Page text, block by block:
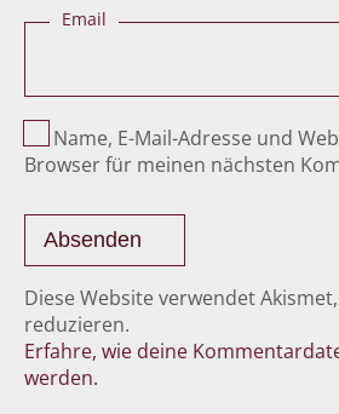
Email
Name, E-Mail-Adresse und
Browser für meinen nächsten
Diese Website verwendet
reduzieren.
Erfahre, wie deine
werden.